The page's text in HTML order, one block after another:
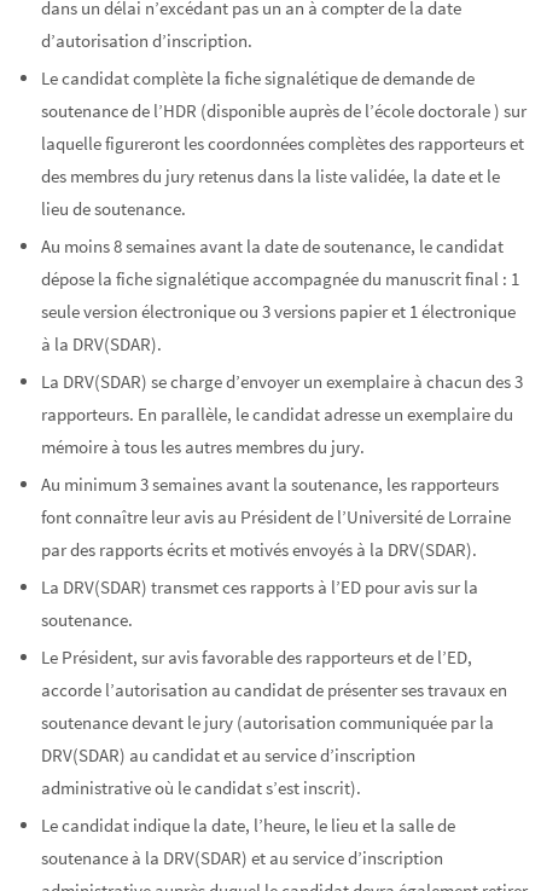
dans un délai n’excédant pas un an à compter de la date
d’autorisation d’inscription.
Le candidat complète la fiche signalétique de demande de
soutenance de l’HDR (disponible auprès de l’école doctorale) sur
laquelle figureront les coordonnées complètes des rapporteurs et
des membres du jury retenus dans la liste validée, la date et le
lieu de soutenance.
Au moins 8 semaines avant la date de soutenance, le candidat
dépose la fiche signalétique accompagnée du manuscrit final : 1
seule version électronique ou 3 versions papier et 1 électronique
à la DRV(SDAR).
La DRV(SDAR) se charge d’envoyer un exemplaire à chacun des 3
rapporteurs. En parallèle, le candidat adresse un exemplaire du
mémoire à tous les autres membres du jury.
Au minimum 3 semaines avant la soutenance, les rapporteurs
font connaître leur avis au Président de l’Université de Lorraine
par des rapports écrits et motivés envoyés à la DRV(SDAR).
La DRV(SDAR) transmet ces rapports à l’ED pour avis sur la
soutenance.
Le Président, sur avis favorable des rapporteurs et de l’ED,
accorde l’autorisation au candidat de présenter ses travaux en
soutenance devant le jury (autorisation communiquée par la
DRV(SDAR) au candidat et au service d’inscription
administrative où le candidat s’est inscrit).
Le candidat indique la date, l’heure, le lieu et la salle de
soutenance à la DRV(SDAR) et au service d’inscription